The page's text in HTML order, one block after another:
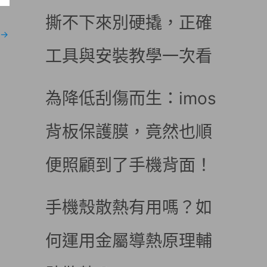
→
撕不下來別硬撬，正確
工具與安裝教學一次看
為降低刮傷而生：imos
背板保護膜，竟然也順
便照顧到了手機背面！
手機殼散熱有用嗎？如
何運用金屬導熱原理輔